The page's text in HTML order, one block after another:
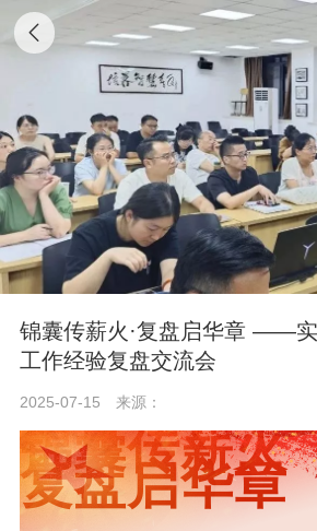
锦囊传薪火·复盘启华章 ——
工作经验复盘交流会
2025-07-15 来源：
锦囊传薪火
复盘启华章